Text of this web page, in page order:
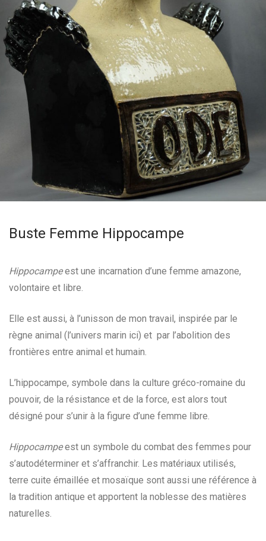
Buste Femme Hippocampe
Hippocampeest une incarnation d’une femme amazone,
volontaire et libre.
Elle est aussi, à l’unisson de mon travail, inspirée par le
règne animal (l’univers marin ici) et par l’abolition des
frontières entre animal et humain.
L’hippocampe, symbole dans la culture gréco-romaine du
pouvoir, de la résistance et de la force, est alors tout
désigné pour s’unir à la figure d’une femme libre.
Hippocampeest un symbole du combat des femmes pour
s’autodéterminer et s’affranchir. Les matériaux utilisés,
terre cuite émaillée et mosaïque sont aussi une référence à
la tradition antique et apportent la noblesse des matières
naturelles.